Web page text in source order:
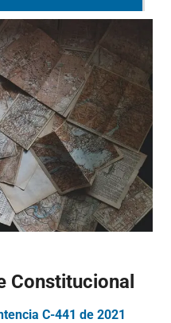
Constitucional
C-441 de 2021